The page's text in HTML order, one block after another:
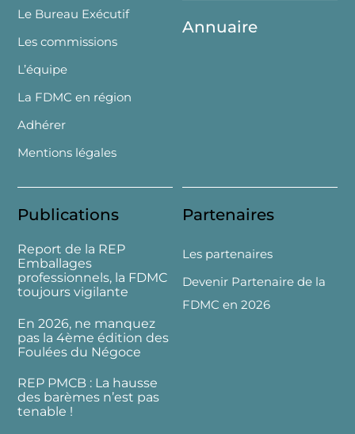
Le Bureau Exécutif
Les commissions
L’équipe
La FDMC en région
Adhérer
Mentions légales
Annuaire
Publications
Report de la REP
Emballages
professionnels, la FDMC
toujours vigilante
En 2026, ne manquez
pas la 4ème édition des
Foulées du Négoce
REP PMCB : La hausse
des barèmes n’est pas
tenable !
Partenaires
Les partenaires
Devenir Partenaire de la
FDMC en 2026